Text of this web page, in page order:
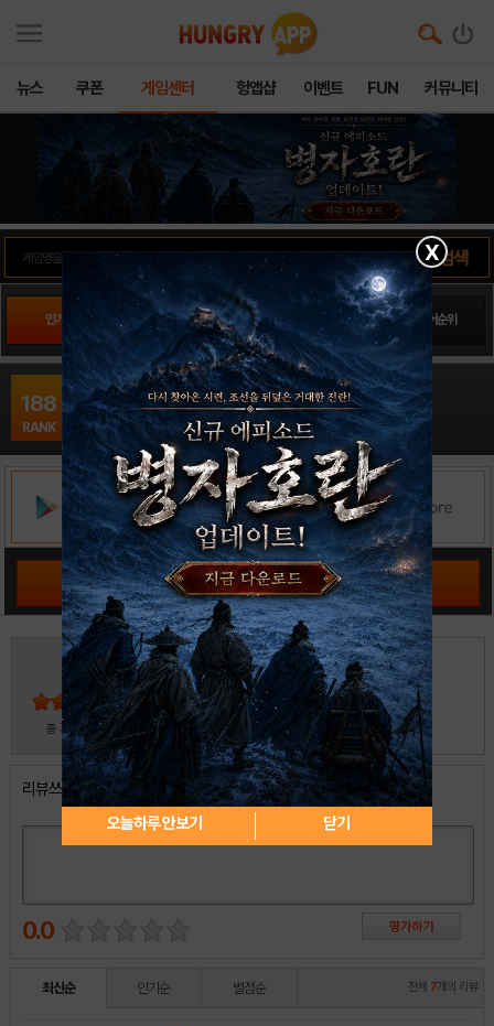
뉴스 쿠폰 게임센터 헝앱샵 이벤트 FUN 커뮤니티
인기게임 팬사이트순위 PLAY스토어순위 앱스토어순위
188
RANK
안심귀가서비스16
시뮬레이션 / Day7
출시일: 2016-12-30
공략 커뮤니티 바로가기
3
총 30 명 참여
5
4
리뷰쓰기
0.0
최신순 인기순 별점순 전체 7개의 리뷰
X
오늘하루 안보기 닫기